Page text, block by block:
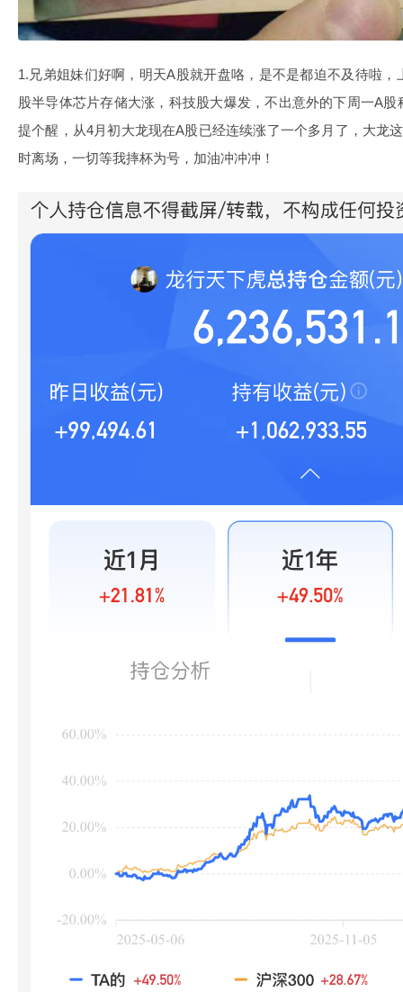
1.兄弟姐妹们好啊，明天A股就开盘咯，是不是都迫不及待啦
股半导体芯片存储大涨，科技股大爆发，不出意外的下周一A
提个醒，从4月初大龙现在A股已经连续涨了一个多月了，大龙
时离场，一切等我摔杯为号，加油冲冲冲！